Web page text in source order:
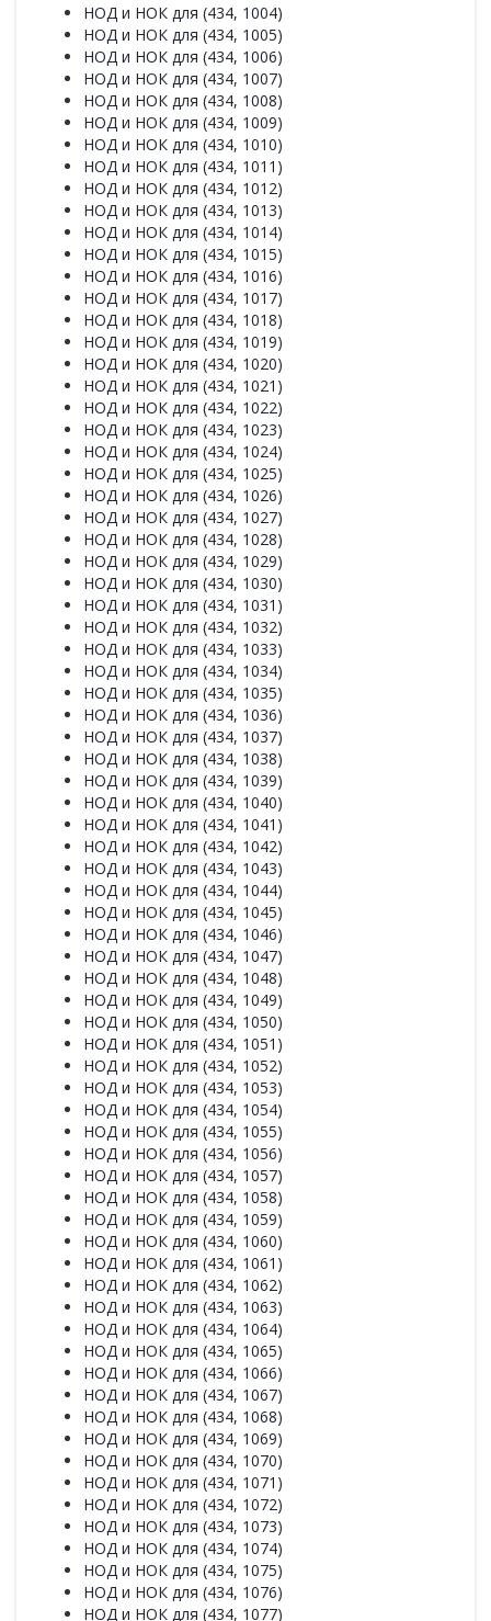
НОД и НОК для (434, 1004)
НОД и НОК для (434, 1005)
НОД и НОК для (434, 1006)
НОД и НОК для (434, 1007)
НОД и НОК для (434, 1008)
НОД и НОК для (434, 1009)
НОД и НОК для (434, 1010)
НОД и НОК для (434, 1011)
НОД и НОК для (434, 1012)
НОД и НОК для (434, 1013)
НОД и НОК для (434, 1014)
НОД и НОК для (434, 1015)
НОД и НОК для (434, 1016)
НОД и НОК для (434, 1017)
НОД и НОК для (434, 1018)
НОД и НОК для (434, 1019)
НОД и НОК для (434, 1020)
НОД и НОК для (434, 1021)
НОД и НОК для (434, 1022)
НОД и НОК для (434, 1023)
НОД и НОК для (434, 1024)
НОД и НОК для (434, 1025)
НОД и НОК для (434, 1026)
НОД и НОК для (434, 1027)
НОД и НОК для (434, 1028)
НОД и НОК для (434, 1029)
НОД и НОК для (434, 1030)
НОД и НОК для (434, 1031)
НОД и НОК для (434, 1032)
НОД и НОК для (434, 1033)
НОД и НОК для (434, 1034)
НОД и НОК для (434, 1035)
НОД и НОК для (434, 1036)
НОД и НОК для (434, 1037)
НОД и НОК для (434, 1038)
НОД и НОК для (434, 1039)
НОД и НОК для (434, 1040)
НОД и НОК для (434, 1041)
НОД и НОК для (434, 1042)
НОД и НОК для (434, 1043)
НОД и НОК для (434, 1044)
НОД и НОК для (434, 1045)
НОД и НОК для (434, 1046)
НОД и НОК для (434, 1047)
НОД и НОК для (434, 1048)
НОД и НОК для (434, 1049)
НОД и НОК для (434, 1050)
НОД и НОК для (434, 1051)
НОД и НОК для (434, 1052)
НОД и НОК для (434, 1053)
НОД и НОК для (434, 1054)
НОД и НОК для (434, 1055)
НОД и НОК для (434, 1056)
НОД и НОК для (434, 1057)
НОД и НОК для (434, 1058)
НОД и НОК для (434, 1059)
НОД и НОК для (434, 1060)
НОД и НОК для (434, 1061)
НОД и НОК для (434, 1062)
НОД и НОК для (434, 1063)
НОД и НОК для (434, 1064)
НОД и НОК для (434, 1065)
НОД и НОК для (434, 1066)
НОД и НОК для (434, 1067)
НОД и НОК для (434, 1068)
НОД и НОК для (434, 1069)
НОД и НОК для (434, 1070)
НОД и НОК для (434, 1071)
НОД и НОК для (434, 1072)
НОД и НОК для (434, 1073)
НОД и НОК для (434, 1074)
НОД и НОК для (434, 1075)
НОД и НОК для (434, 1076)
НОД и НОК для (434, 1077)